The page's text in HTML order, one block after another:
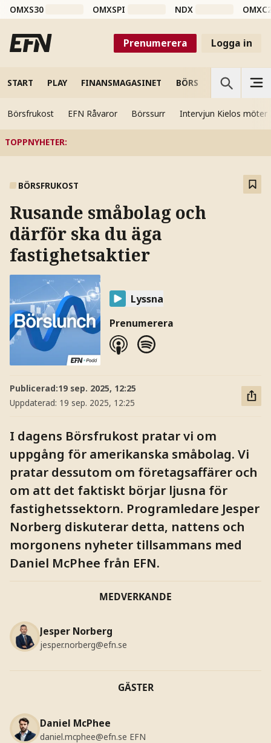
OMXS30 OMXSPI NDX
Prenumerera Logga in
START PLAY FINANSMAGASINET BÖRS VETENSKAP
Börsfrukost EFN Råvaror Börssurr Intervjun Kielos möter
TOPPNYHETER:
BÖRSFRUKOST
Rusande småbolag och
därför ska du äga
fastighetsaktier
Lyssna
Prenumerera
Publicerad:19 sep. 2025, 12:25
Uppdaterad: 19 sep. 2025, 12:25
I dagens Börsfrukost pratar vi om
uppgång för amerikanska småbolag. Vi
pratar dessutom om företagsaffärer och
om att det faktiskt börjar ljusna för
fastighetssektorn. Programledare Jesper
Norberg diskuterar detta, nattens och
morgonens nyheter tillsammans med
Daniel McPhee från EFN.
MEDVERKANDE
Jesper Norberg
jesper.norberg@efn.se
GÄSTER
Daniel McPhee
daniel.mcphee@efn.se EFN